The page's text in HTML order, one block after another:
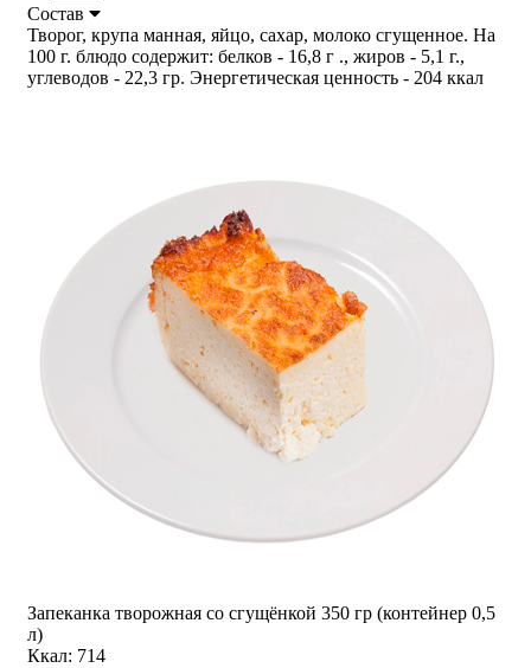
Состав
Творог, крупа манная, яйцо, сахар, молоко сгущенное. На
100 г. блюдо содержит: белков - 16,8 г ., жиров - 5,1 г.,
углеводов - 22,3 гр. Энергетическая ценность - 204 ккал
Запеканка творожная со сгущёнкой 350 гр (контейнер 0,5
л)
Ккал: 714